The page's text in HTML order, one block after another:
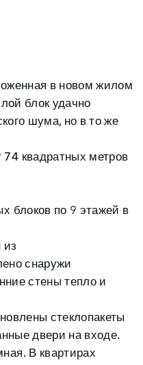
в новомжилом
блок удачно
шума, но в то же
квадратных метров
блоков по 9 этажей в
из
снаружи
стены тепло и
стеклопакеты
двери на входе.
В квартирах